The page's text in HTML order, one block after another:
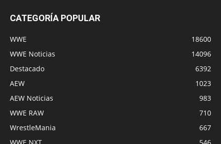
CATEGORÍA POPULAR
WWE
18600
WWE Noticias
14096
Destacado
6392
AEW
1023
AEW Noticias
983
WWE RAW
710
WrestleMania
667